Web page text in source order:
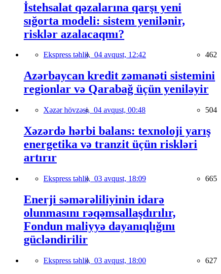
İstehsalat qəzalarına qarşı yeni
sığorta modeli: sistem yenilənir,
risklər azalacaqmı?
Ekspress təhlil, 04 avqust, 12:42 462
Azərbaycan kredit zəmanəti sistemini
regionlar və Qarabağ üçün yeniləyir
Xəzər hövzəsi, 04 avqust, 00:48 504
Xəzərdə hərbi balans: texnoloji yarış
energetika və tranzit üçün riskləri
artırır
Ekspress təhlil, 03 avqust, 18:09 665
Enerji səmərəliliyinin idarə
olunmasını rəqəmsallaşdırılır,
Fondun maliyyə dayanıqlığını
gücləndirilir
Ekspress təhlil, 03 avqust, 18:00 627